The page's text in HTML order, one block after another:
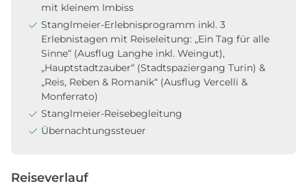
mit kleinem Imbiss
Stanglmeier-Erlebnisprogramm inkl. 3
Erlebnistagen mit Reiseleitung: „Ein Tag für alle
Sinne“ (Ausflug Langhe inkl. Weingut),
„Hauptstadtzauber“ (Stadtspaziergang Turin) &
„Reis, Reben & Romanik“ (Ausflug Vercelli &
Monferrato)
Stanglmeier-Reisebegleitung
Übernachtungssteuer
Reiseverlauf